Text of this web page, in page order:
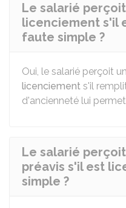
Le salarié
licenciement s'il
faute simple ?
Oui, le salarié perçoit
licenciement s'il
d'ancienneté lui
Le salarié
préavis s'il est
simple ?